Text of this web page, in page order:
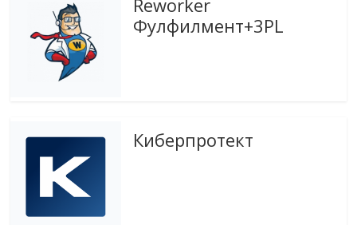
изменения
читателем.
Фулфилмент+3PL
Киберпротект